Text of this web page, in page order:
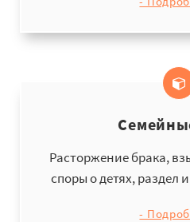
Расторжение брака,
споры о детях, раздел
-